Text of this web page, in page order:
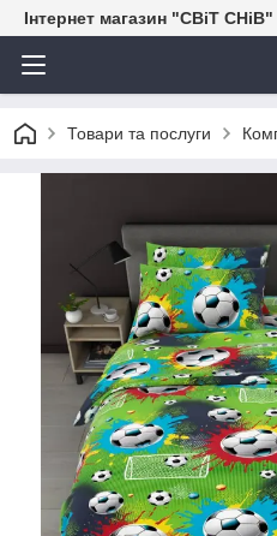
Інтернет магазин "СВіТ СНіВ"
Товари та послуги